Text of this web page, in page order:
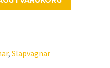
, Släpvagnar